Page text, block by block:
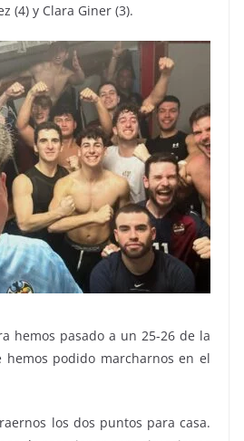
(4) y Clara Giner (3).
hemos pasado a un 25-26 de la
hemos podido marcharnos en el
los dos puntos para casa.